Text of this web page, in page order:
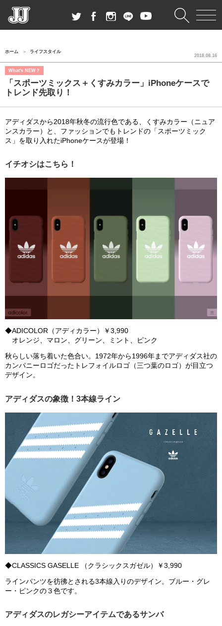
ホーム ライフスタイル
What's NEW？
「スポーツミックス＋くすみカラー」iPhoneケースで
トレンド先取り！
2018.08.16
アディダスから2018年秋冬の流行色である、くすみカラー（ニュア
ンスカラー）と、ファッションでもトレンドの「スポーツミック
ス」を取り入れたiPhoneケースが登場！
イチオシはこちら！
◆ADICOLOR（アディカラー）￥3,990
オレンジ、マロン、グリーン、ミント、ピンク
秋らしい落ち着いた色合い。1972年から1996年までアディダス社の
カンパニーロゴだったトレフォイルロゴ（三つ葉のロゴ）が目立つ
デザイン。
アディダスの象徴！3本線ライン
◆CLASSICS GASELLE （クラシックスガゼル）￥3,990
ラインパンツを彷彿とされる3本線入りのデザイン。ブルー・グレ
ー・ピンクの３色です。
アディダスのレガシーアイテムであるサンバ